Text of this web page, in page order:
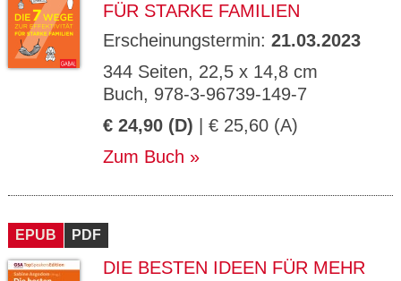
FÜR STARKE FAMILIEN
Erscheinungstermin: 21.03.2023
344 Seiten, 22,5 x 14,8 cm
Buch, 978-3-96739-149-7
€ 24,90 (D) | € 25,60 (A)
Zum Buch
EPUB PDF
DIE BESTEN IDEEN FÜR MEHR